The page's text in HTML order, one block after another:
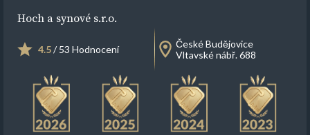
Hoch a synové s.r.o.
4.5/ 53 Hodnocení
České Budějovice
Vltavské nábř. 688